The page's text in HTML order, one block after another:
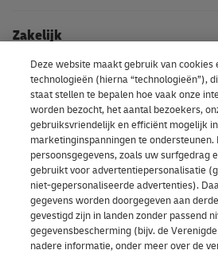
Zakelijk
Kom bij DHL
Over ons | DHL eCommerce
Cookievoorkeuren
Deze website maakt gebruik van cookies
technologieën (hierna “technologieën”),
staat stellen te bepalen hoe vaak onze
worden bezocht, het aantal bezoekers,
gebruiksvriendelijk en efficiënt mogelijk
marketinginspanningen te
persoonsgegevens, zoals uw surfgedrag
gebruikt voor advertentiepersonalisatie
niet-gepersonaliseerde advertenties).
gegevens worden doorgegeven aan
gevestigd zijn in landen zonder passend
gegevensbescherming (bijv. de
nadere informatie, onder meer over de